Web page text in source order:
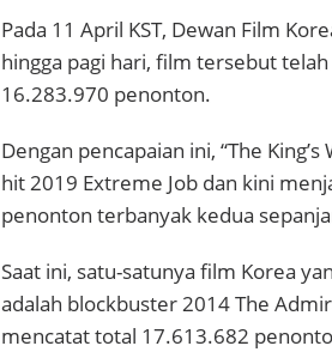
Pada 11 April KST, Dewan Film
hingga pagi hari, film tersebut
16.283.970 penonton.
Dengan pencapaian ini, “The
hit 2019 Extreme Jobdan kini
penonton terbanyak kedua
Saat ini, satu-satunya film Korea
adalah blockbuster 2014The
mencatat total 17.613.682